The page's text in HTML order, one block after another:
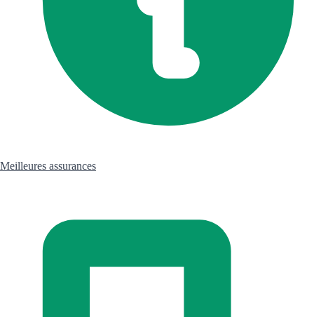
Meilleures assurances